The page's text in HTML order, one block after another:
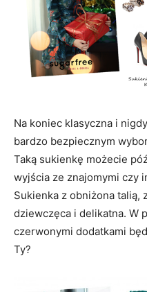
Na koniec klasyczna i
bardzo bezpiecznym
Taką sukienkę możecie
wyjścia ze znajomymi czy
Sukienka z obniżona talią,
dziewczęca i delikatna. W
czerwonymi dodatkami
Ty?